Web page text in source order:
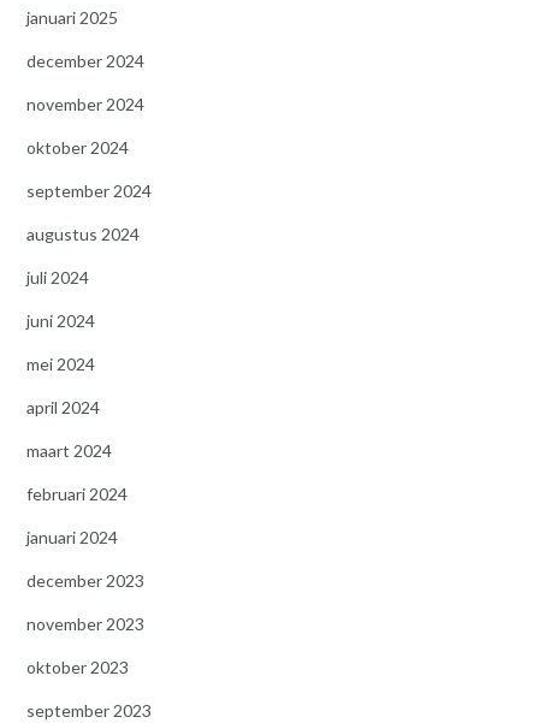
januari 2025
december 2024
november 2024
oktober 2024
september 2024
augustus 2024
juli 2024
juni 2024
mei 2024
april 2024
maart 2024
februari 2024
januari 2024
december 2023
november 2023
oktober 2023
september 2023